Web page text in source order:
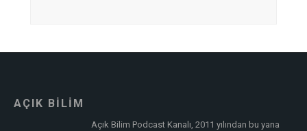
AÇIK BİLİM
Açık Bilim Podcast Kanalı, 2011 yılından bu yana